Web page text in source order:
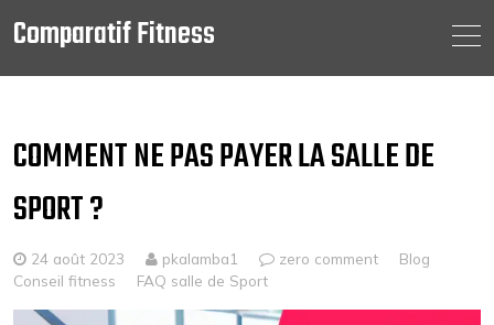
content
Comparatif Fitness
COMMENT NE PAS PAYER LA SALLE DE
SPORT ?
24 août 2023 pkalamba1 zero comment
Blog
Conseil fitness
FAQ salle de Sport